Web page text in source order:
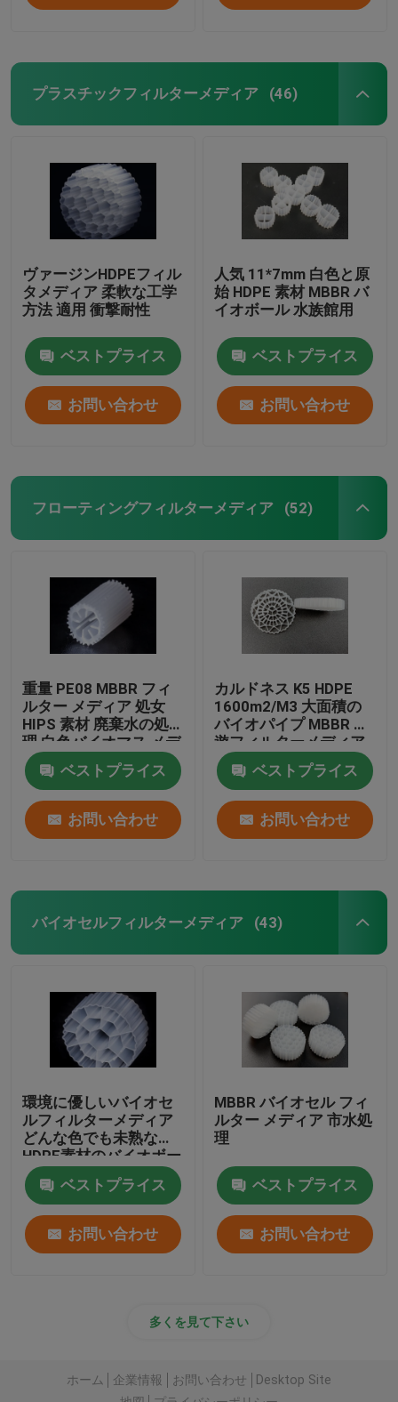
プラスチックフィルターメディア (46)
ヴァージンHDPEフィル
タメディア 柔軟な工学
方法 適用 衝撃耐性
ベストプライス
お問い合わせ
人気 11*7mm 白色と原
始 HDPE 素材 MBBR バ
イオボール 水族館用
ベストプライス
お問い合わせ
フローティングフィルターメディア (52)
重量 PE08 MBBR フィ
ルター メディア 処女
HIPS 素材 廃棄水の処
理 白色バイオマス メデ
ィア
ベストプライス
お問い合わせ
カルドネス K5 HDPE
1600m2/M3 大面積の
バイオパイプ MBBR 浮
遊フィルターメディア
ベストプライス
お問い合わせ
バイオセルフィルターメディア (43)
環境に優しいバイオセ
ルフィルターメディア
どんな色でも未熟な
HDPE素材のバイオボー
ル
ベストプライス
お問い合わせ
MBBR バイオセル フィ
ルター メディア 市水処
理
ベストプライス
お問い合わせ
多くを見て下さい
ホーム 企業情報 お問い合わせ
Desktop Site